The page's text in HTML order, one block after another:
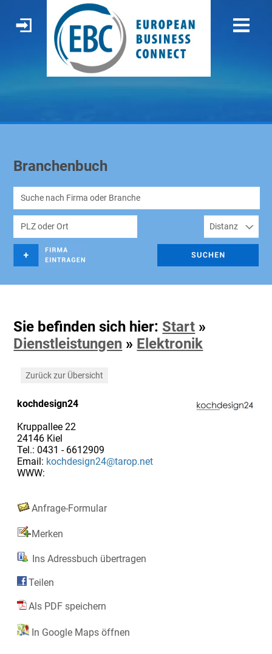
Branchenbuch
Sie befinden sich hier: Start »
Dienstleistungen » Elektronik
Zurück zur Übersicht
kochdesign24
Kruppallee 22
24146 Kiel
Tel.: 0431 - 6612909
Email: kochdesign24@tarop.net
WWW:
Anfrage-Formular
Merken
Ins Adressbuch übertragen
Teilen
Als PDF speichern
In Google Maps öffnen